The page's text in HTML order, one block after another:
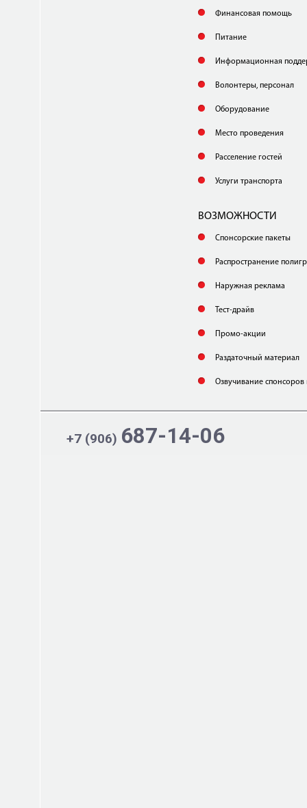
Финансовая помощь
Питание
Информационная
Волонтеры, персонал
Оборудование
Место проведения
Расселение гостей
Услуги транспорта
ВОЗМОЖНОСТИ
Спонсорские пакеты
Распространение
Наружная реклама
Тест-драйв
Промо-акции
Раздаточный материал
Озвучивание спонсоров
+7 (906) 687-14-06